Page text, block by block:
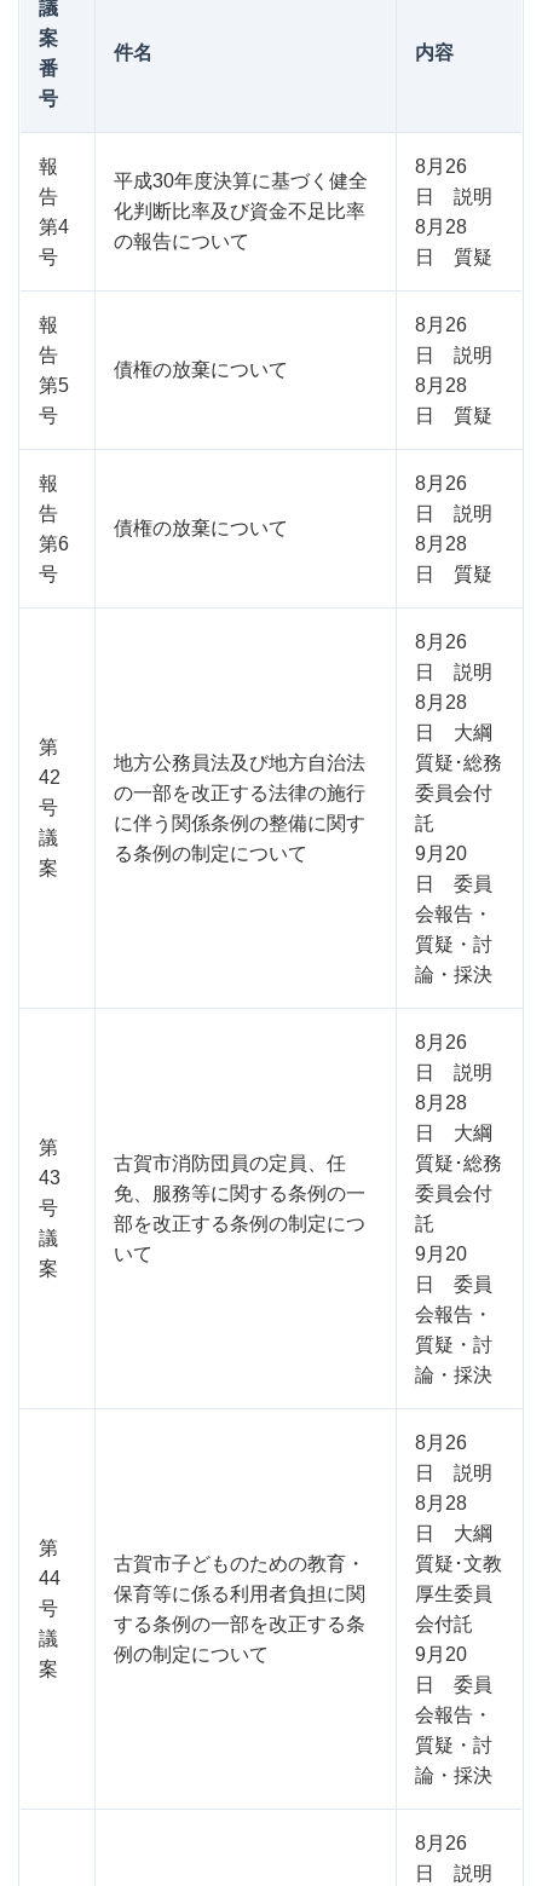
議
案
番
号
件名 内容
報
告
第4
号
平成30年度決算に基づく健全
化判断比率及び資金不足比率
の報告について
8月26
日 説明
8月28
日 質疑
報
告
第5
号
債権の放棄について
8月26
日 説明
8月28
日 質疑
報
告
第6
号
債権の放棄について
8月26
日 説明
8月28
日 質疑
第
42
号
議
案
地方公務員法及び地方自治法
の一部を改正する法律の施行
に伴う関係条例の整備に関す
る条例の制定について
8月26
日 説明
8月28
日 大綱
質疑･総務
委員会付
託
9月20
日 委員
会報告・
質疑・討
論・採決
第
43
号
議
案
古賀市消防団員の定員、任
免、服務等に関する条例の一
部を改正する条例の制定につ
いて
8月26
日 説明
8月28
日 大綱
質疑･総務
委員会付
託
9月20
日 委員
会報告・
質疑・討
論・採決
第
44
号
議
案
古賀市子どものための教育・
保育等に係る利用者負担に関
する条例の一部を改正する条
例の制定について
8月26
日 説明
8月28
日 大綱
質疑･文教
厚生委員
会付託
9月20
日 委員
会報告・
質疑・討
論・採決
8月26
日 説明